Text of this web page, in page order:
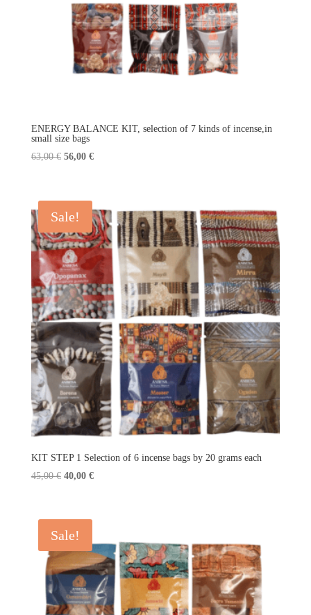
ENERGY BALANCE KIT, selection of 7 kinds of incense,in
small size bags
63,00€ Original
63,00 €.
56,00 €Current
Sale!
KIT STEP 1 Selection of 6 incense bags by 20 grams each
45,00€ Original
45,00 €.
40,00 €Current
Sale!